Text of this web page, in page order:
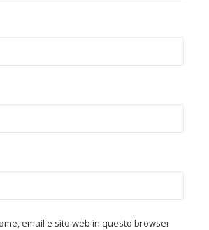
email e sito web in questo browser